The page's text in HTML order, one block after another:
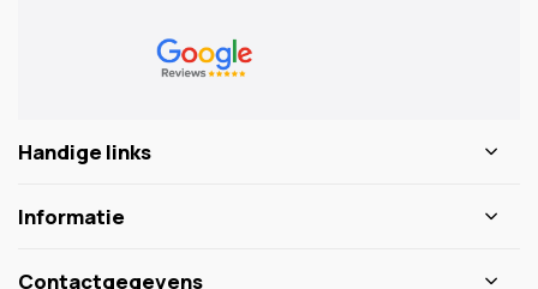
Handige links
Informatie
Contactgegevens